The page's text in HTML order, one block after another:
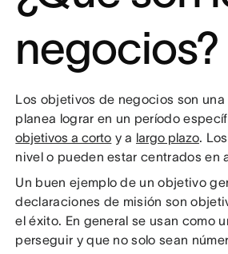
negocios?
Los objetivos de negocios son
planea lograr en un período
objetivos a corto y a largo plazo.
nivel o pueden estar centrados en
Un buen ejemplo de un objetivo
declaraciones de misión son
el éxito. En general se usan como
perseguir y que no solo sean